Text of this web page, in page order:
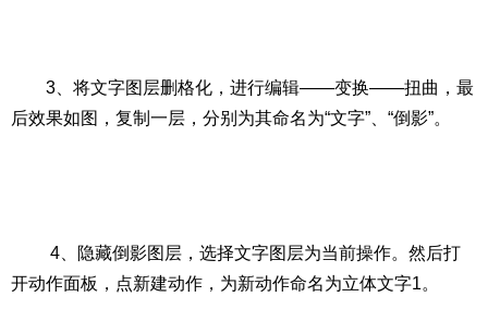
3、将文字图层删格化，进行编辑——变换——扭曲，最
后效果如图，复制一层，分别为其命名为“文字”、“倒影”。
4、隐藏倒影图层，选择文字图层为当前操作。然后打
开动作面板，点新建动作，为新动作命名为立体文字1。